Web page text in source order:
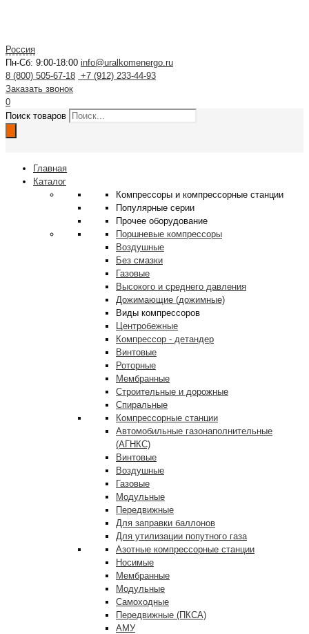
Россия
Пн-Сб: 9:00-18:00 info@uralkomenergo.ru
8 (800) 505-67-18 +7 (912) 233-44-93
Заказать звонок
0
Поиск товаров
Главная
Каталог
Компрессоры и компрессорные станции
Популярные серии
Прочее оборудование
Поршневые компрессоры
Воздушные
Без смазки
Газовые
Высокого и среднего давления
Дожимающие (дожимные)
Виды компрессоров
Центробежные
Компрессор - детандер
Винтовые
Роторные
Мембранные
Строительные и дорожные
Спиральные
Компрессорные станции
Автомобильные газонаполнительные
(АГНКС)
Винтовые
Воздушные
Газовые
Модульные
Передвижные
Для заправки баллонов
Для утилизации попутного газа
Азотные компрессорные станции
Носимые
Мембранные
Модульные
Самоходные
Передвижные (ПКСА)
АМУ